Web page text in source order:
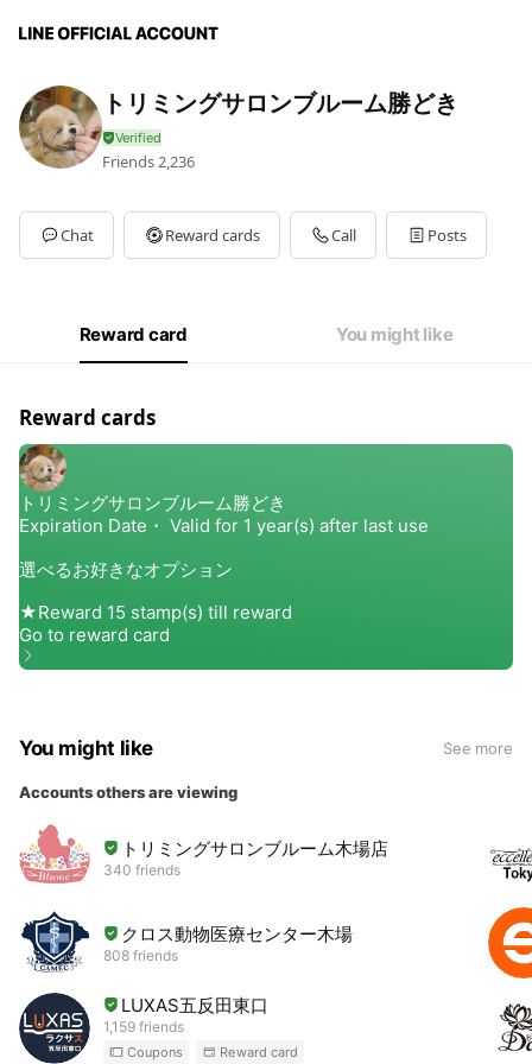
トリミングサロンブルーム勝どき
Friends 2,236
Chat Reward cards Call Posts
Reward card You might like
Reward cards
You might like See more
Accounts others are viewing
トリミングサロンブルーム木場店
340 friends
クロス動物医療センター木場
808 friends
LUXAS五反田東口
1,159 friends
Coupons Reward card